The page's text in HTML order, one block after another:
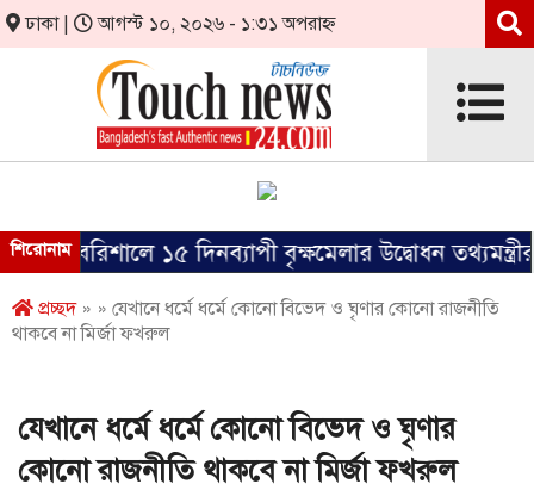
ঢাকা | আগস্ট ১০, ২০২৬ - ১:৩১ অপরাহ্ন
শিরোনাম
বরিশালে ১৫ দিনব্যাপী বৃক্ষমেলার উদ্বোধন তথ্যমন্ত্রীর
প্রচ্ছদ» » যেখানে ধর্মে ধর্মে কোনো বিভেদ ও ঘৃণার কোনো রাজনীতি
থাকবে না মির্জা ফখরুল
যেখানে ধর্মে ধর্মে কোনো বিভেদ ও ঘৃণার
কোনো রাজনীতি থাকবে না মির্জা ফখরুল